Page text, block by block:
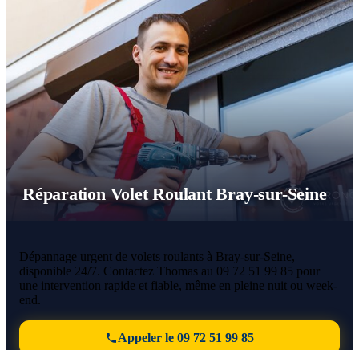
Réparation Volet Roulant Bray-sur-Seine
Dépannage urgent de volets roulants à Bray-sur-Seine,
disponible 24/7. Contactez Thomas au 09 72 51 99 85 pour
une intervention rapide et fiable, même en pleine nuit ou week-
end.
Appeler le 09 72 51 99 85